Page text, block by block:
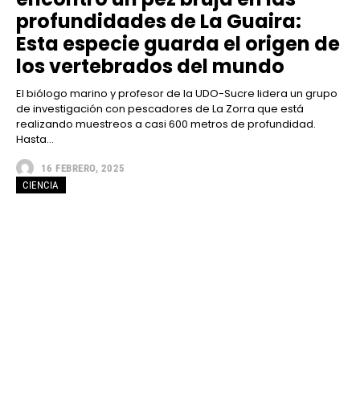
profundidades de La Guaira:
Esta especie guarda el origen de
los vertebrados del mundo
El biólogo marino y profesor de la UDO-Sucre lidera un grupo
de investigación con pescadores de La Zorra que está
realizando muestreos a casi 600 metros de profundidad.
Hasta...
16 FEBRERO, 2025
CIENCIA